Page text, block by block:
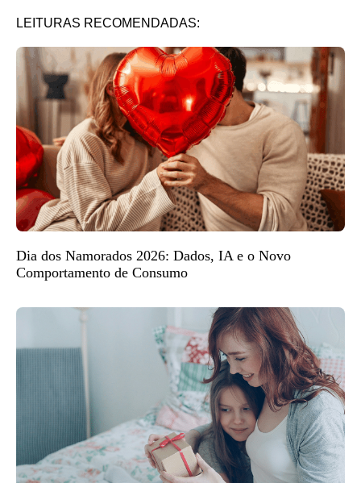
LEITURAS RECOMENDADAS:
Dia dos Namorados 2026: Dados, IA e o Novo
Comportamento de Consumo